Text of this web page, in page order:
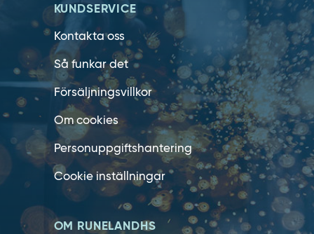
KUNDSERVICE
Kontakta oss
Så funkar det
Försäljningsvillkor
Om cookies
Personuppgiftshantering
Cookie inställningar
OM RUNELANDHS